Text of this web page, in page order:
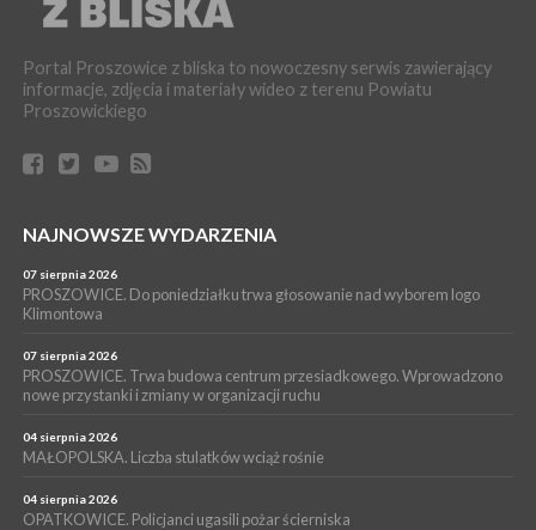
21 lipca 2026
PROSZOWICE. Dzień Otwarty z okazji 10-lecia Wodociągów
WYDARZENIA
17 lipca 2026
bezpłatne warsztaty realizowane w ramach unijnego projektu
[ZDJĘCIA]
16 lipca 2026
Pałecznicy będą obsługiwani w Proszowicach
WYDARZENIA
PROSZOWICE. W parku Warsztaty Edukacyjno-Przyrodnicze
NOC CIEM
15 lipca 2026
PROSZOWICE. Już za tydzień kolejne zajęcia z cyklu „Wakacyjne
Portal Proszowice z bliska to nowoczesny serwis zawierający
informacje, zdjęcia i materiały wideo z terenu Powiatu
Proszowickiego
NAJNOWSZE WYDARZENIA
07 sierpnia 2026
PROSZOWICE. Do poniedziałku trwa głosowanie nad wyborem logo
Klimontowa
07 sierpnia 2026
PROSZOWICE. Trwa budowa centrum przesiadkowego. Wprowadzono
nowe przystanki i zmiany w organizacji ruchu
04 sierpnia 2026
MAŁOPOLSKA. Liczba stulatków wciąż rośnie
04 sierpnia 2026
OPATKOWICE. Policjanci ugasili pożar ścierniska